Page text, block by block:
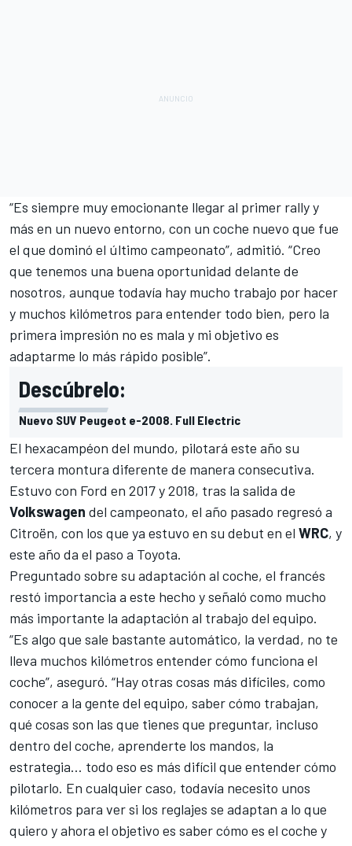
“Es siempre muy emocionante llegar al primer rally y
más en un nuevo entorno, con un coche nuevo que fue
el que dominó el último campeonato”, admitió. “Creo
que tenemos una buena oportunidad delante de
nosotros, aunque todavía hay mucho trabajo por hacer
y muchos kilómetros para entender todo bien, pero la
primera impresión no es mala y mi objetivo es
adaptarme lo más rápido posible”.
Descúbrelo:
Nuevo SUV Peugeot e-2008. Full Electric
El hexacampéon del mundo, pilotará este año su
tercera montura diferente de manera consecutiva.
Estuvo con Ford en 2017 y 2018, tras la salida de
Volkswagen del campeonato, el año pasado regresó a
Citroën, con los que ya estuvo en su debut en el WRC, y
este año da el paso a Toyota.
Preguntado sobre su adaptación al coche, el francés
restó importancia a este hecho y señaló como mucho
más importante la adaptación al trabajo del equipo.
“Es algo que sale bastante automático, la verdad, no te
lleva muchos kilómetros entender cómo funciona el
coche”, aseguró. “Hay otras cosas más difíciles, como
conocer a la gente del equipo, saber cómo trabajan,
qué cosas son las que tienes que preguntar, incluso
dentro del coche, aprenderte los mandos, la
estrategia… todo eso es más difícil que entender cómo
pilotarlo. En cualquier caso, todavía necesito unos
kilómetros para ver si los reglajes se adaptan a lo que
quiero y ahora el objetivo es saber cómo es el coche y